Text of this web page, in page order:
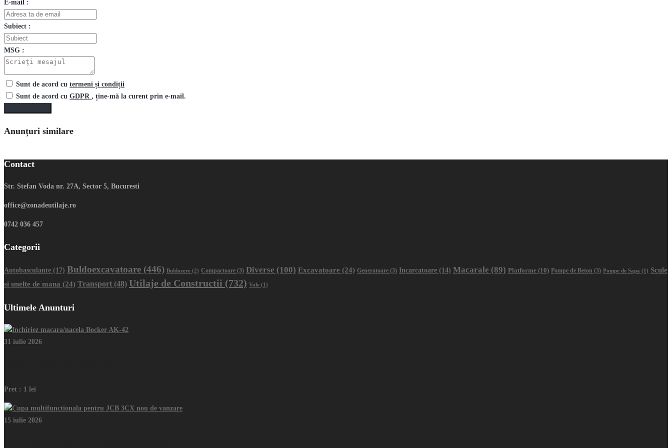
E-mail :
Subiect :
MSG :
Sunt de acord cu termeni și condiții
Sunt de acord cu GDPR , ține-mă la curent prin e-mail.
Anunțuri similare
Contact
Str. Stefan Voda nr. 27A, Sector 5, Bucuresti
office@zonadeutilaje.ro
0742 036 457
Categorii
Autobasculante (17) Buldoexcavatoare (446) Buldozere (2) Compactoare (3) Diverse (100) Excavatoare (24) Generatoare (3) Incarcatoare (14) Macarale (89) Platforme (10) Pompe de Beton (3) Pompe de Sapa (1) Scule
si unelte de mana (24) Transport (48) Utilaje de Constructii (732) Vole (1)
Ultimele Anunturi
31 iulie 2026
Pret : 1 lei
15 iulie 2026